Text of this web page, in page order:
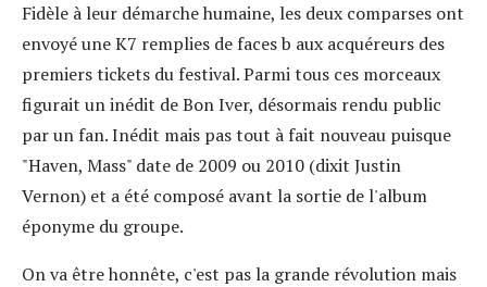
Fidèle à leur démarche humaine, les deux comparses ont
envoyé une K7 remplies de faces b aux acquéreurs des
premiers tickets du festival. Parmi tous ces morceaux
figurait un inédit de Bon Iver, désormais rendu public
par un fan. Inédit mais pas tout à fait nouveau puisque
"Haven, Mass" date de 2009 ou 2010 (dixit Justin
Vernon) et a été composé avant la sortie de l'album
éponyme du groupe.
On va être honnête, c'est pas la grande révolution mais